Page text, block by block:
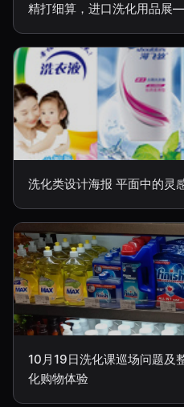
精打细算，进口洗化用品展
洗化类设计海报 平面中的灵
10月19日洗化课巡场问题
化购物体验